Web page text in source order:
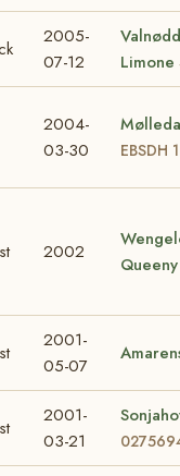
2005-
07-12
Limone
2004-
03-30
EBSDH
2002
2001-
05-07
2001-
03-21